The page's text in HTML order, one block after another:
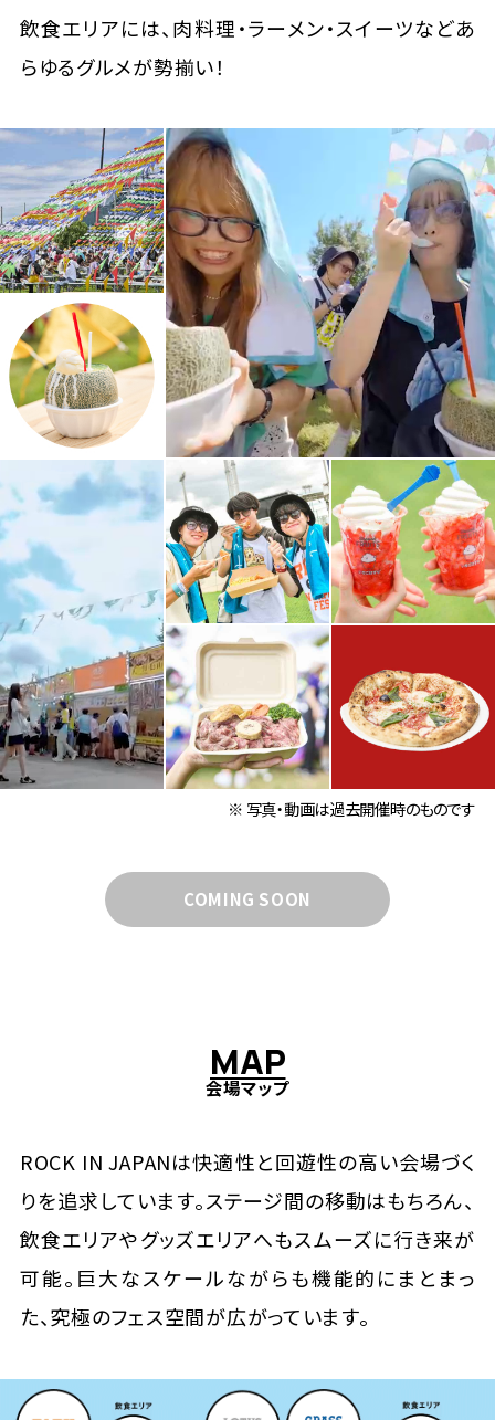
飲食エリアには、肉料理・ラーメン・スイーツなどあ
らゆるグルメが勢揃い！
※ 写真・動画は過去開催時のものです
COMING SOON
MAP
会場マップ
ROCK IN JAPANは快適性と回遊性の高い会場づく
りを追求しています。ステージ間の移動はもちろん、
飲食エリアやグッズエリアへもスムーズに行き来が
可能。巨大なスケールながらも機能的にまとまっ
た、究極のフェス空間が広がっています。